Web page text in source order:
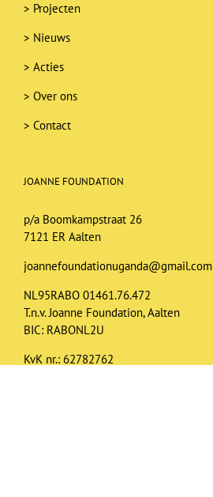
> Projecten
> Nieuws
> Acties
> Over ons
> Contact
JOANNE FOUNDATION
p/a Boomkampstraat 26
7121 ER Aalten
joannefoundationuganda@gmail.com
NL95RABO 01461.76.472
T.n.v. Joanne Foundation, Aalten
BIC: RABONL2U
KvK nr.: 62782762